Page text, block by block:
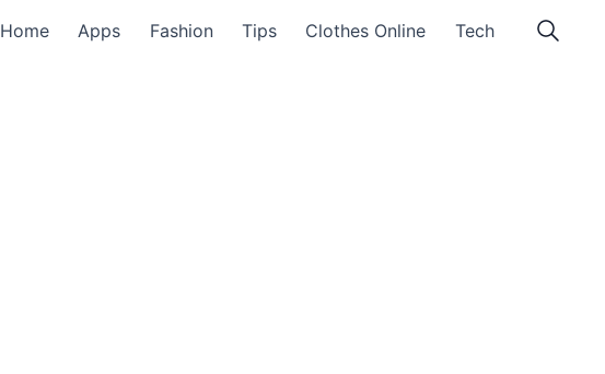
Home Apps Fashion Tips Clothes Online Tech